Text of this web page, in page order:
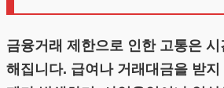
금융거래 제한으로 인한 고통은
해집니다. 급여나 거래대금을 받